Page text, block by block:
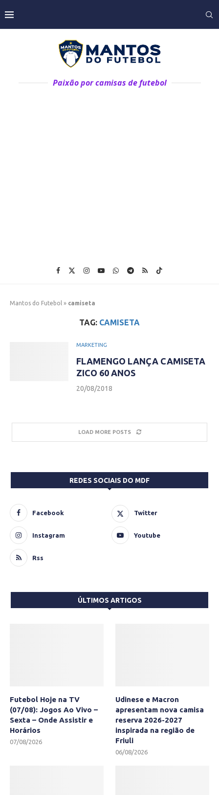
Paixão por camisas de futebol
Mantos do Futebol » camiseta
TAG: CAMISETA
MARKETING
FLAMENGO LANÇA CAMISETA
ZICO 60 ANOS
20/08/2018
LOAD MORE POSTS
REDES SOCIAIS DO MDF
Facebook Twitter
Instagram Youtube
Rss
ÚLTIMOS ARTIGOS
Futebol Hoje na TV
(07/08): Jogos Ao Vivo –
Sexta – Onde Assistir e
Horários
07/08/2026
Udinese e Macron
apresentam nova camisa
reserva 2026-2027
inspirada na região de
Friuli
06/08/2026